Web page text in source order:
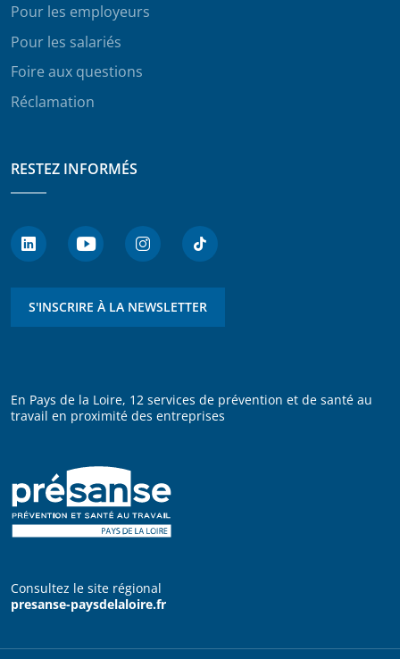
Pour les employeurs
Pour les salariés
Foire aux questions
Réclamation
RESTEZ INFORMÉS
S'INSCRIRE À LA NEWSLETTER
En Pays de la Loire, 12 services de prévention et de santé au
travail en proximité des entreprises
Consultez le site régional
presanse-paysdelaloire.fr